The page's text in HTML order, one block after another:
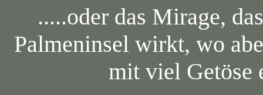
.....oder das Mirage,
Palmeninsel wirkt, wo
mit viel Getöse